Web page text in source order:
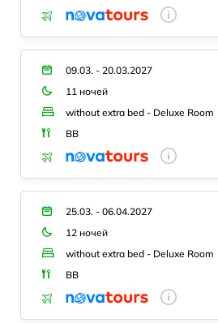
09.03. - 20.03.2027
11 ночей
without extra bed - Deluxe Room
BB
25.03. - 06.04.2027
12 ночей
without extra bed - Deluxe Room
BB